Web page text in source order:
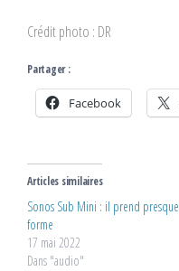
Crédit photo : DR
Partager :
Facebook
Articles similaires
Sonos Sub Mini : il prend presque
forme
17 mai 2022
Dans "audio"